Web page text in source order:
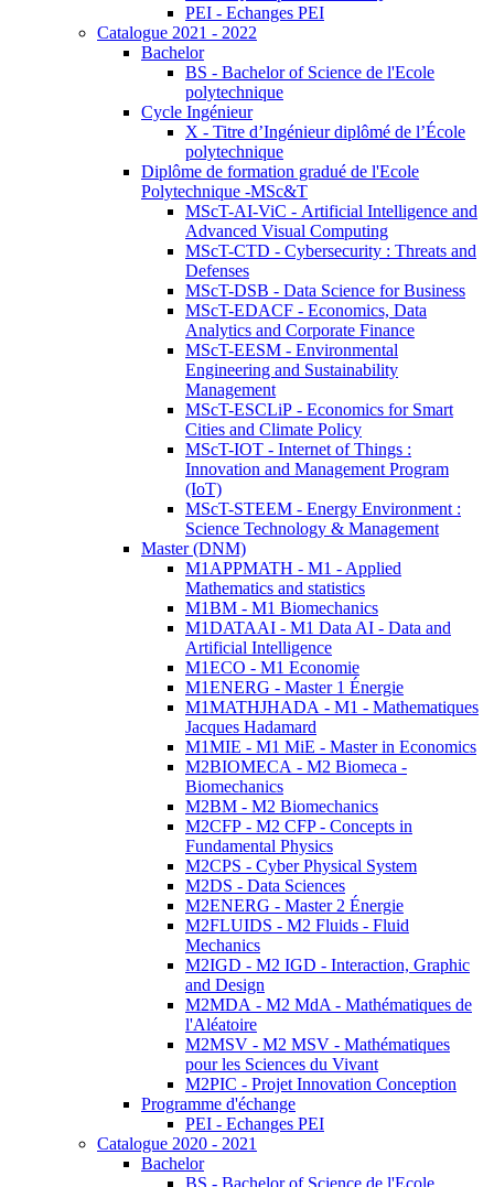
PEI - Echanges PEI
Catalogue 2021 - 2022
Bachelor
BS - Bachelor of Science de l'Ecole
polytechnique
Cycle Ingénieur
X - Titre d’Ingénieur diplômé de l’École
polytechnique
Diplôme de formation gradué de l'Ecole
Polytechnique -MSc&T
MScT-AI-ViC - Artificial Intelligence and
Advanced Visual Computing
MScT-CTD - Cybersecurity : Threats and
Defenses
MScT-DSB - Data Science for Business
MScT-EDACF - Economics, Data
Analytics and Corporate Finance
MScT-EESM - Environmental
Engineering and Sustainability
Management
MScT-ESCLiP - Economics for Smart
Cities and Climate Policy
MScT-IOT - Internet of Things :
Innovation and Management Program
(IoT)
MScT-STEEM - Energy Environment :
Science Technology & Management
Master (DNM)
M1APPMATH - M1 - Applied
Mathematics and statistics
M1BM - M1 Biomechanics
M1DATAAI - M1 Data AI - Data and
Artificial Intelligence
M1ECO - M1 Economie
M1ENERG - Master 1 Énergie
M1MATHJHADA - M1 - Mathematiques
Jacques Hadamard
M1MIE - M1 MiE - Master in Economics
M2BIOMECA - M2 Biomeca -
Biomechanics
M2BM - M2 Biomechanics
M2CFP - M2 CFP - Concepts in
Fundamental Physics
M2CPS - Cyber Physical System
M2DS - Data Sciences
M2ENERG - Master 2 Énergie
M2FLUIDS - M2 Fluids - Fluid
Mechanics
M2IGD - M2 IGD - Interaction, Graphic
and Design
M2MDA - M2 MdA - Mathématiques de
l'Aléatoire
M2MSV - M2 MSV - Mathématiques
pour les Sciences du Vivant
M2PIC - Projet Innovation Conception
Programme d'échange
PEI - Echanges PEI
Catalogue 2020 - 2021
Bachelor
BS - Bachelor of Science de l'Ecole